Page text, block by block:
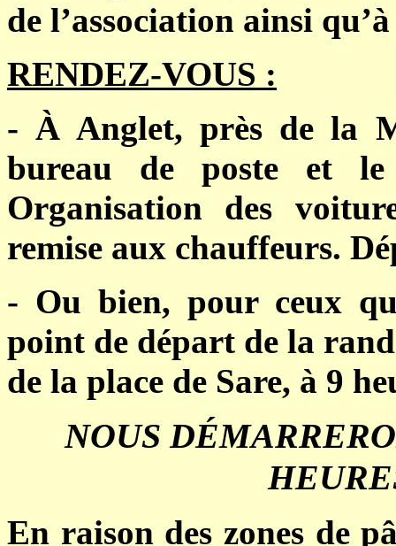
de l’association ainsi
RENDEZ-VOUS :
- À Anglet, près de la
bureau de poste et
Organisation des
remise aux chauffeurs.
- Ou bien, pour ceux
point de départ de la
de la place de Sare, à 9
NOUS
En raison des zones de